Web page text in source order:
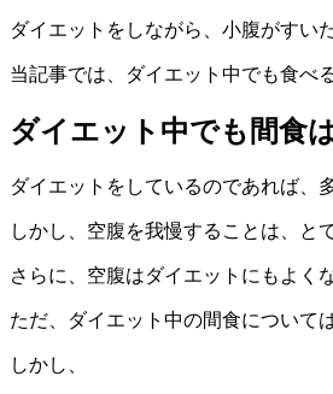
ダイエットをしながら、小腹がすい
当記事では、ダイエット中でも食べ
ダイエット中でも間食
ダイエットをしているのであれば、
しかし、空腹を我慢することは、と
さらに、空腹はダイエットにもよく
ただ、ダイエット中の間食について
しかし、